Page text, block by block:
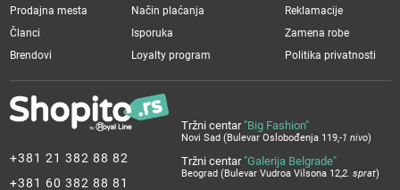
+381 21 382 88 82
+381 60 382 88 81
Tržni centar "Big Fashion"
Novi Sad (Bulevar Oslobođenja 119,-1 nivo)
Tržni centar "Galerija Belgrade"
Beograd (Bulevar Vudroa Vilsona 12,2. sprat)
Prodajna mesta
Članci
Brendovi
Način plaćanja
Isporuka
Loyalty program
Reklamacije
Zamena robe
Politika privatnosti